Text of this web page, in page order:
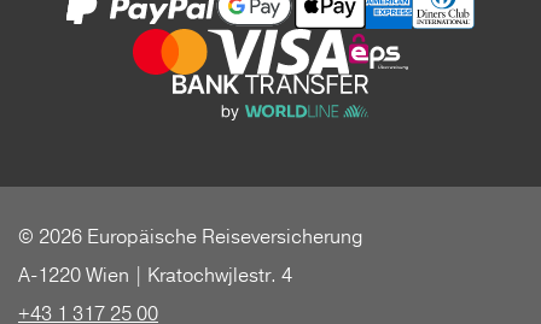
© 2026 Europäische Reiseversicherung
A-1220 Wien | Kratochwjlestr. 4
+43 1 317 25 00